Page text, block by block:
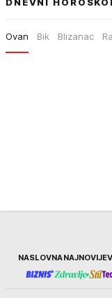
Ovan Bik Blizanac
KurirNASLOVNANAJNOVIJE